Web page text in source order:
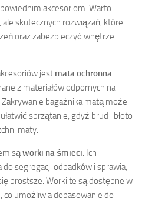
akcesoriom. Warto
skutecznych rozwiązań, które
oraz zabezpieczyć wnętrze
jest mata ochronna.
z materiałów odpornych na
Zakrywanie bagażnika matą może
sprzątanie, gdyż brud i błoto
maty.
sąworki na śmieci. Ich
segregacji odpadków i sprawia,
prostsze. Worki te są dostępne w
co umożliwia dopasowanie do